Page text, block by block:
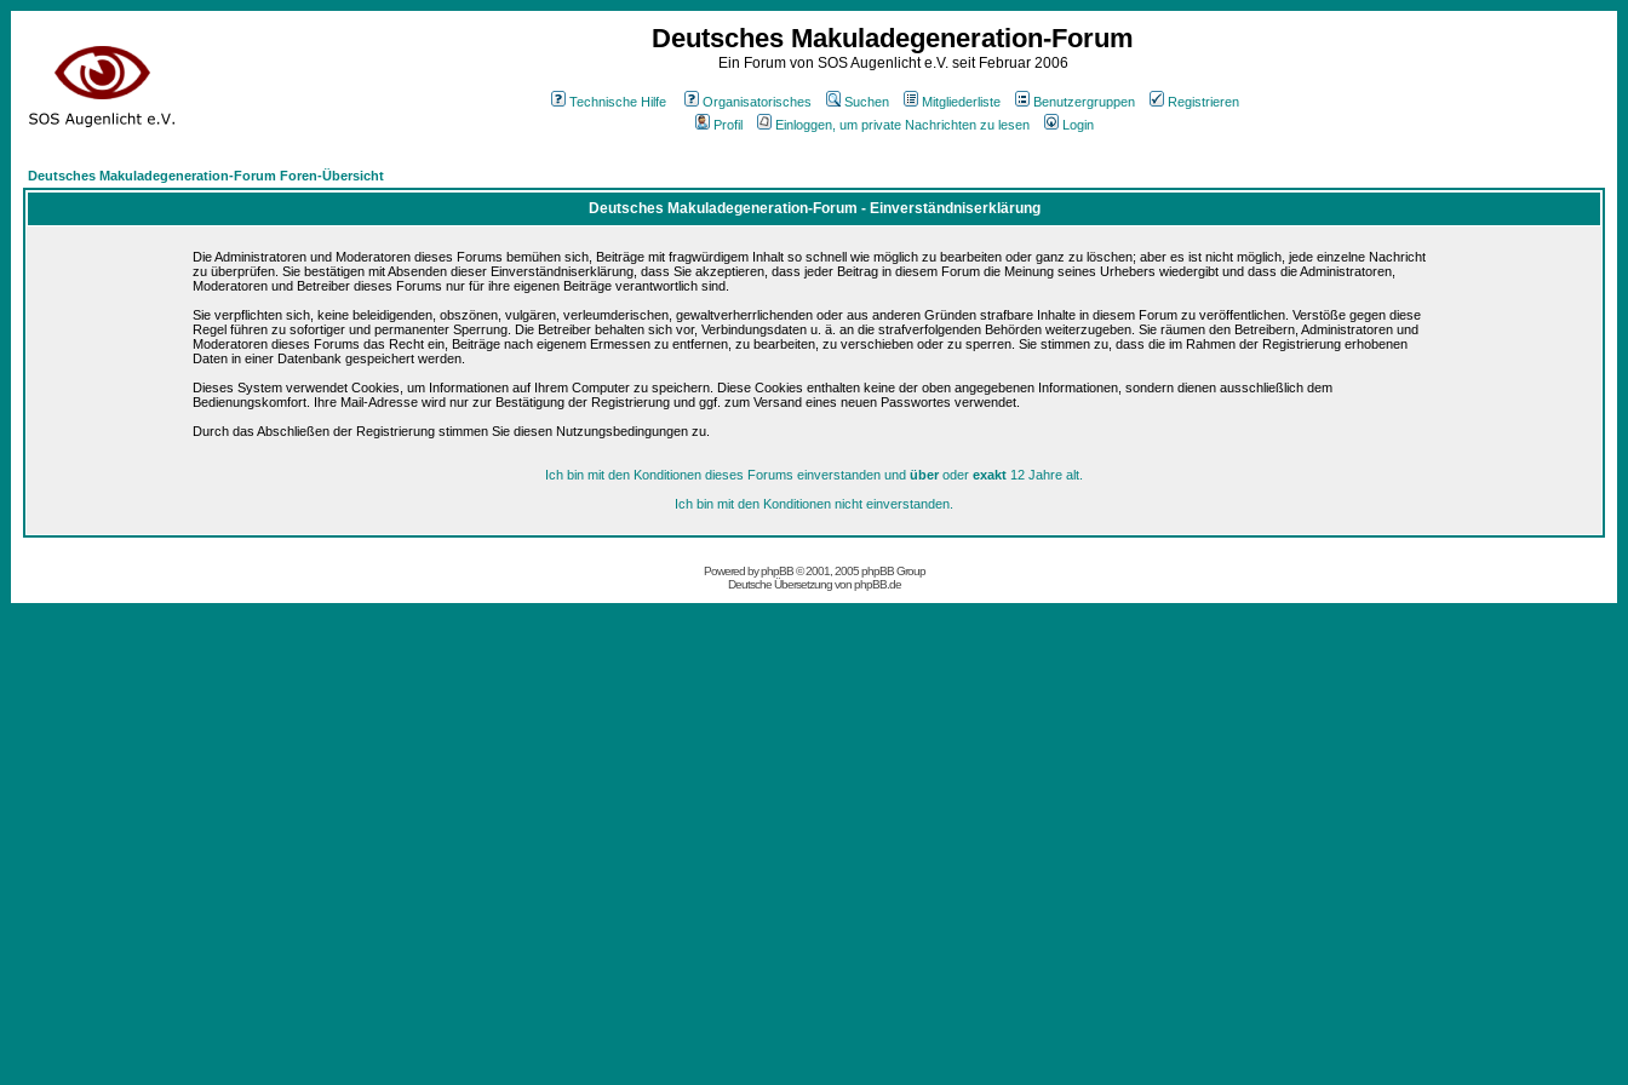
Deutsches Makuladegeneration-Forum
Ein Forum von SOS Augenlicht e.V. seit Februar 2006
Technische Hilfe Organisatorisches Suchen Mitgliederliste Benutzergruppen
Registrieren
Profil
Einloggen, um private Nachrichten zu lesen Login
Deutsches Makuladegeneration-Forum Foren-Übersicht
Deutsches Makuladegeneration-Forum - Einverständniserklärung
Die Administratoren und Moderatoren dieses Forums bemühen sich, Beiträge mit fragwürdigem Inhalt so schnell wie möglich zu bearbeiten oder ganz zu löschen; aber es ist nicht möglich, jede einzelne Nachricht
zu überprüfen. Sie bestätigen mit Absenden dieser Einverständniserklärung, dass Sie akzeptieren, dass jeder Beitrag in diesem Forum die Meinung seines Urhebers wiedergibt und dass die Administratoren,
Moderatoren und Betreiber dieses Forums nur für ihre eigenen Beiträge verantwortlich sind.
Sie verpflichten sich, keine beleidigenden, obszönen, vulgären, verleumderischen, gewaltverherrlichenden oder aus anderen Gründen strafbare Inhalte in diesem Forum zu veröffentlichen. Verstöße gegen diese
Regel führen zu sofortiger und permanenter Sperrung. Die Betreiber behalten sich vor, Verbindungsdaten u. ä. an die strafverfolgenden Behörden weiterzugeben. Sie räumen den Betreibern, Administratoren und
Moderatoren dieses Forums das Recht ein, Beiträge nach eigenem Ermessen zu entfernen, zu bearbeiten, zu verschieben oder zu sperren. Sie stimmen zu, dass die im Rahmen der Registrierung erhobenen
Daten in einer Datenbank gespeichert werden.
Dieses System verwendet Cookies, um Informationen auf Ihrem Computer zu speichern. Diese Cookies enthalten keine der oben angegebenen Informationen, sondern dienen ausschließlich dem
Bedienungskomfort. Ihre Mail-Adresse wird nur zur Bestätigung der Registrierung und ggf. zum Versand eines neuen Passwortes verwendet.
Durch das Abschließen der Registrierung stimmen Sie diesen Nutzungsbedingungen zu.
Ich bin mit den Konditionen dieses Forums einverstanden und überoder exakt 12 Jahre alt.
Ich bin mit den Konditionen nicht einverstanden.
Powered byphpBB© 2001, 2005 phpBB Group
Deutsche Übersetzung vonphpBB.de